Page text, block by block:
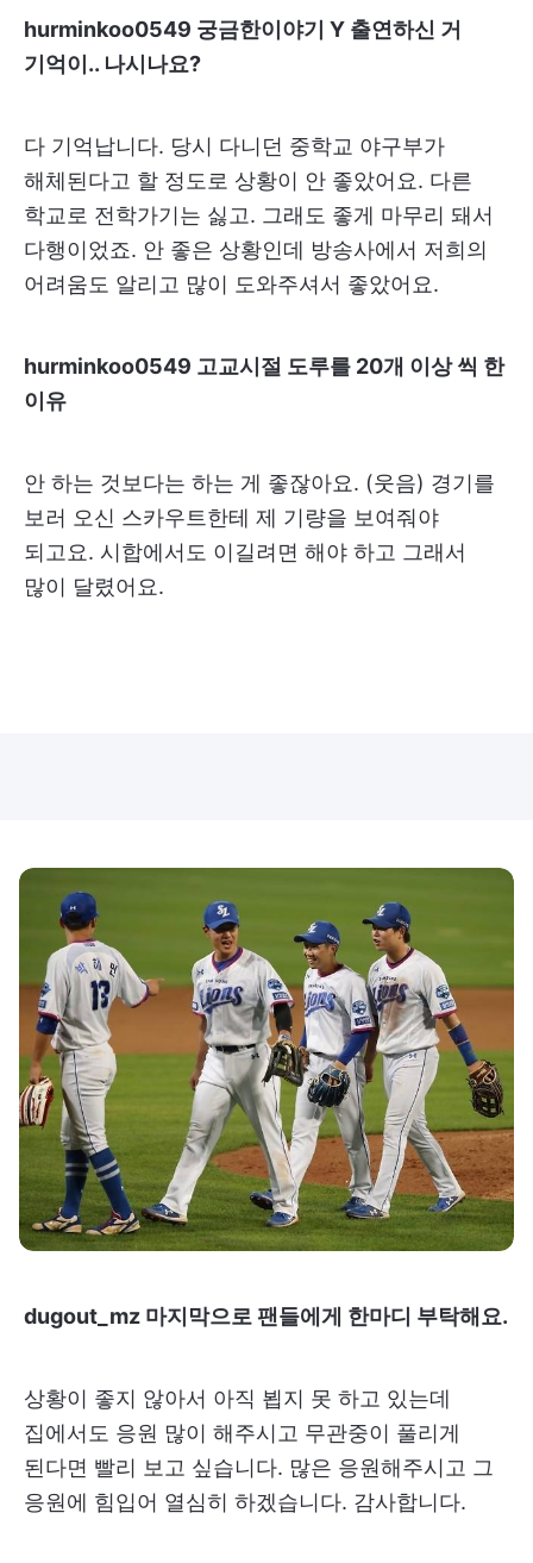
hurminkoo0549 궁금한이야기 Y 출연하신 거
기억이.. 나시나요?
다 기억납니다. 당시 다니던 중학교 야구부가
해체된다고 할 정도로 상황이 안 좋았어요. 다른
학교로 전학가기는 싫고. 그래도 좋게 마무리 돼서
다행이었죠. 안 좋은 상황인데 방송사에서 저희의
어려움도 알리고 많이 도와주셔서 좋았어요.
hurminkoo0549 고교시절 도루를 20개 이상 씩 한
이유
안 하는 것보다는 하는 게 좋잖아요. (웃음) 경기를
보러 오신 스카우트한테 제 기량을 보여줘야
되고요. 시합에서도 이길려면 해야 하고 그래서
많이 달렸어요.
dugout_mz 마지막으로 팬들에게 한마디 부탁해요.
상황이 좋지 않아서 아직 뵙지 못 하고 있는데
집에서도 응원 많이 해주시고 무관중이 풀리게
된다면 빨리 보고 싶습니다. 많은 응원해주시고 그
응원에 힘입어 열심히 하겠습니다. 감사합니다.